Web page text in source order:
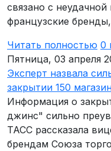
связано с
французские
Читать полностью 0
Пятница, 03 апреля
Эксперт назвала
закрытии 150
Информация о
джинс" сильно
ТАСС рассказала
брендам Союза